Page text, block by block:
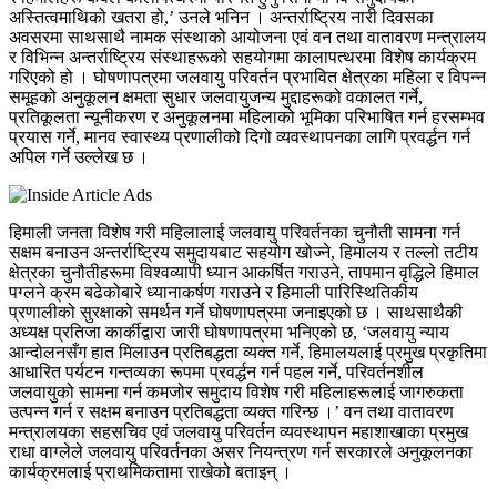
अस्तित्वमाथिको खतरा हो,’ उनले भनिन । अन्तर्राष्ट्रिय नारी दिवसका
अवसरमा साथसाथै नामक संस्थाको आयोजना एवं वन तथा वातावरण मन्त्रालय
र विभिन्न अन्तर्राष्ट्रिय संस्थाहरूको सहयोगमा कालापत्थरमा विशेष कार्यक्रम
गरिएको हो । घोषणापत्रमा जलवायु परिवर्तन प्रभावित क्षेत्रका महिला र विपन्न
समूहको अनुकूलन क्षमता सुधार जलवायुजन्य मुद्दाहरूको वकालत गर्ने,
प्रतिकूलता न्यूनीकरण र अनुकूलनमा महिलाको भूमिका परिभाषित गर्न हरसम्भव
प्रयास गर्ने, मानव स्वास्थ्य प्रणालीको दिगो व्यवस्थापनका लागि प्रवर्द्धन गर्न
अपिल गर्ने उल्लेख छ ।
हिमाली जनता विशेष गरी महिलालाई जलवायु परिवर्तनका चुनौती सामना गर्न
सक्षम बनाउन अन्तर्राष्ट्रिय समुदायबाट सहयोग खोज्ने, हिमालय र तल्लो तटीय
क्षेत्रका चुनौतीहरूमा विश्वव्यापी ध्यान आकर्षित गराउने, तापमान वृद्धिले हिमाल
पग्लने क्रम बढेकोबारे ध्यानाकर्षण गराउने र हिमाली पारिस्थितिकीय
प्रणालीको सुरक्षाको समर्थन गर्ने घोषणापत्रमा जनाइएको छ । साथसाथैकी
अध्यक्ष प्रतिजा कार्कीद्वारा जारी घोषणापत्रमा भनिएको छ, ‘जलवायु न्याय
आन्दोलनसँग हात मिलाउन प्रतिबद्धता व्यक्त गर्ने, हिमालयलाई प्रमुख प्रकृतिमा
आधारित पर्यटन गन्तव्यका रूपमा प्रवर्द्धन गर्न पहल गर्ने, परिवर्तनशील
जलवायुको सामना गर्न कमजोर समुदाय विशेष गरी महिलाहरूलाई जागरुकता
उत्पन्न गर्न र सक्षम बनाउन प्रतिबद्धता व्यक्त गरिन्छ ।’वन तथा वातावरण
मन्त्रालयका सहसचिव एवं जलवायु परिवर्तन व्यवस्थापन महाशाखाका प्रमुख
राधा वाग्लेले जलवायु परिवर्तनका असर नियन्त्रण गर्न सरकारले अनुकूलनका
कार्यक्रमलाई प्राथमिकतामा राखेको बताइन् ।